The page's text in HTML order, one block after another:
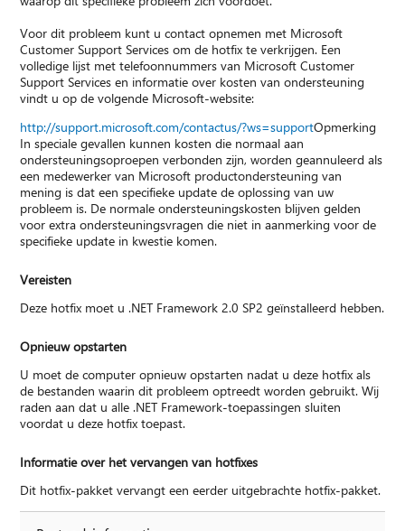
Voor dit probleem kunt u contact opnemen met Microsoft
Customer Support Services om de hotfix te verkrijgen. Een
volledige lijst met telefoonnummers van Microsoft Customer
Support Services en informatie over kosten van ondersteuning
vindt u op de volgende Microsoft-website:
http://support.microsoft.com/contactus/?ws=supportOpmerking
In speciale gevallen kunnen kosten die normaal aan
ondersteuningsoproepen verbonden zijn, worden geannuleerd als
een medewerker van Microsoft productondersteuning van
mening is dat een specifieke update de oplossing van uw
probleem is. De normale ondersteuningskosten blijven gelden
voor extra ondersteuningsvragen die niet in aanmerking voor de
specifieke update in kwestie komen.
Vereisten
Deze hotfix moet u .NET Framework 2.0 SP2 geïnstalleerd hebben.
Opnieuw opstarten
U moet de computer opnieuw opstarten nadat u deze hotfix als
de bestanden waarin dit probleem optreedt worden gebruikt. Wij
raden aan dat u alle .NET Framework-toepassingen sluiten
voordat u deze hotfix toepast.
Informatie over het vervangen van hotfixes
Dit hotfix-pakket vervangt een eerder uitgebrachte hotfix-pakket.